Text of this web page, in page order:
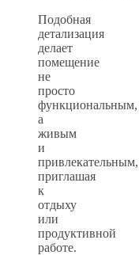
Подобная
детализация
делает
помещение
не
просто
функциональным,
а
живым
и
привлекательным,
приглашая
к
отдыху
или
продуктивной
работе.